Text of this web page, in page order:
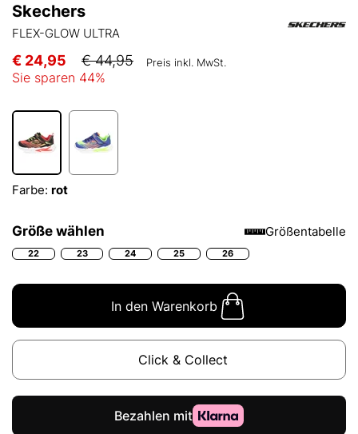
Skechers
FLEX-GLOW ULTRA
€ 24,95 € 44,95 Preis inkl. MwSt.
Sie sparen 44%
Farbe: rot
Größe wählen Größentabelle
22 23 24 25 26
In den Warenkorb
Click & Collect